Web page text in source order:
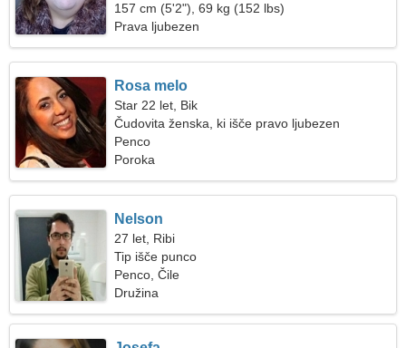
157 cm (5'2"), 69 kg (152 lbs)
Prava ljubezen
Rosa melo
Star 22 let, Bik
Čudovita ženska, ki išče pravo ljubezen
Penco
Poroka
Nelson
27 let, Ribi
Tip išče punco
Penco, Čile
Družina